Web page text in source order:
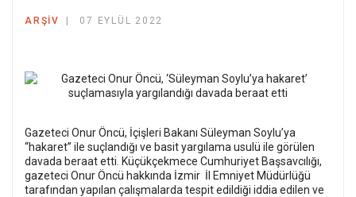
ARŞIV 07 EYLÜL 2022
Gazeteci Onur Öncü, İçişleri Bakanı Süleyman Soylu’ya
“hakaret” ile suçlandığı ve basit yargılama usulü ile görülen
davada beraat etti. Küçükçekmece Cumhuriyet Başsavcılığı,
gazeteci Onur Öncü hakkında İzmir İl Emniyet Müdürlüğü
tarafından yapılan çalışmalarda tespit edildiği iddia edilen ve